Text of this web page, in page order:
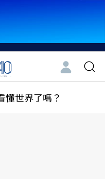
懂世界了嗎？